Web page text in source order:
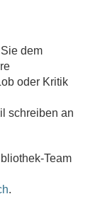
dem
oder Kritik
schreiben an
Team
.